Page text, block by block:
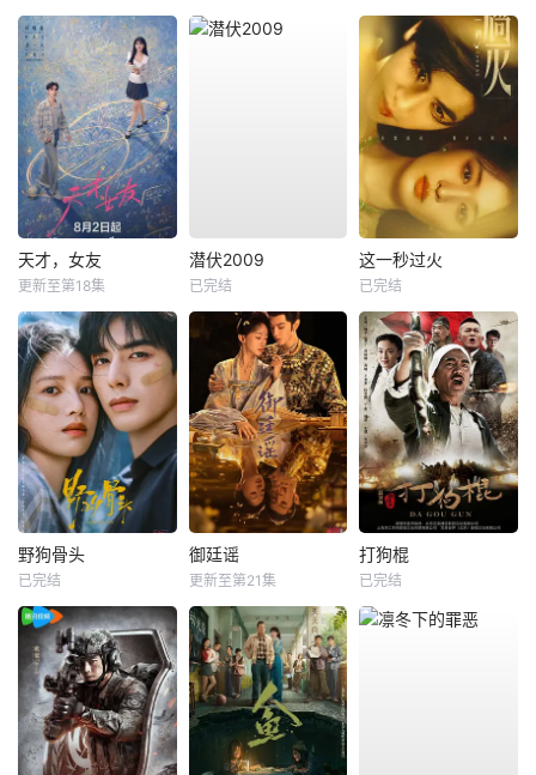
天才，女友
更新至第18集
潜伏2009
已完结
这一秒过火
已完结
野狗骨头
已完结
御廷谣
更新至第21集
打狗棍
已完结